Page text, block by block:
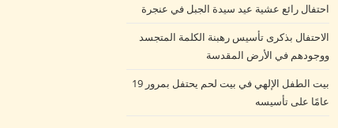
احتفال رائع عشية عيد سيدة الجبل في عنجرة
الاحتفال بذكرى تأسيس رهبنة الكلمة المتجسد
ووجودهم في الأرض المقدسة
بيت الطفل الإلهي في بيت لحم يحتفل بمرور 19
عامًا على تأسيسه